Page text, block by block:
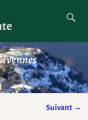
Suivant →